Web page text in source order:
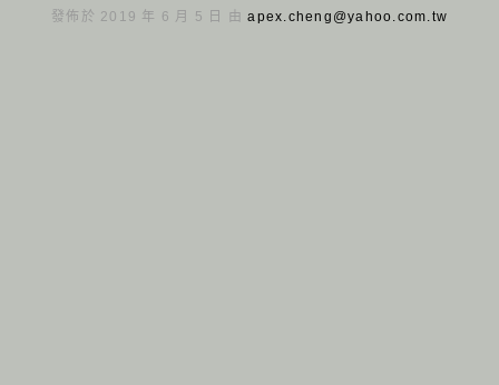
發佈於 2019 年 6 月 5 日 由apex.cheng@yahoo.com.tw